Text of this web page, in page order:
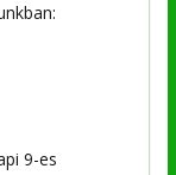
9-es